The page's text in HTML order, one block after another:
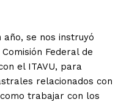
año, se nos instruyó
Federal de
el ITAVU, para
relacionados con
trabajar con los